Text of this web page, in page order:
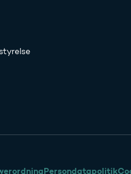
Persondatapolitik